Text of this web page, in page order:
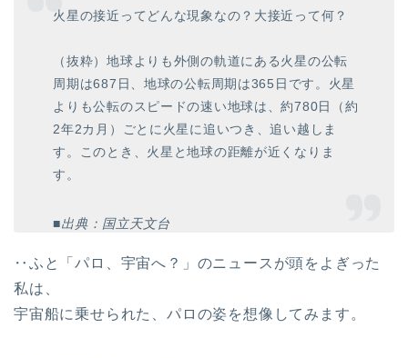
火星の接近ってどんな現象なの？大接近って何？
（抜粋）地球よりも外側の軌道にある火星の公転
周期は687日、地球の公転周期は365日です。火星
よりも公転のスピードの速い地球は、約780日（約
2年2カ月）ごとに火星に追いつき、追い越しま
す。このとき、火星と地球の距離が近くなりま
す。
■出典：国立天文台
‥ふと「パロ、宇宙へ？」のニュースが頭をよぎった
私は、
宇宙船に乗せられた、パロの姿を想像してみます。